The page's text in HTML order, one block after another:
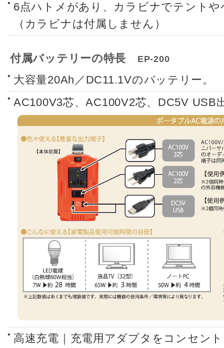
6点ハトメがあり、カラビナでテント
（カラビナは付属しません）
付属バッテリーの特長 EP-200
大容量20Ah／DC11.1Vのバッテリー。
AC100V3芯、AC100V2芯、DC5V USB
高速充電｜充電用アダプタをコンセン